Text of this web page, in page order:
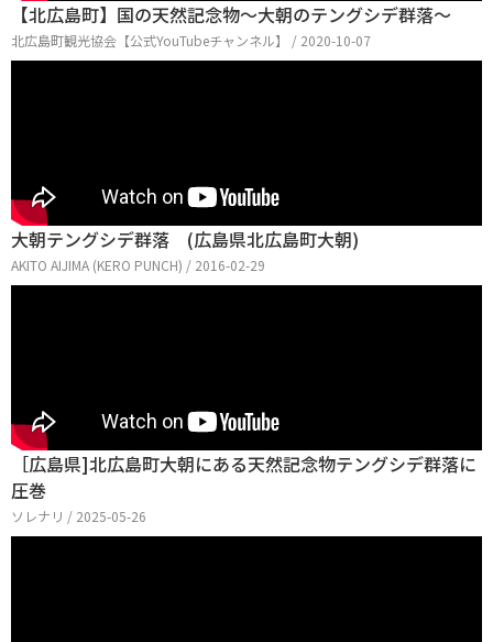
【北広島町】国の天然記念物～大朝のテングシデ群落～
北広島町観光協会【公式YouTubeチャンネル】 / 2020-10-07
大朝テングシデ群落 (広島県北広島町大朝)
AKITO AIJIMA (KERO PUNCH) / 2016-02-29
［広島県]北広島町大朝にある天然記念物テングシデ群落に
圧巻
ソレナリ / 2025-05-26